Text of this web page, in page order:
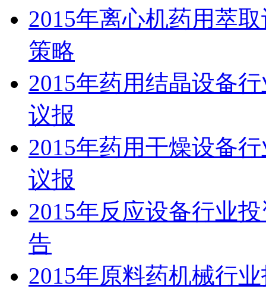
2015年离心机药用萃
策略
2015年药用结晶设备
议报
2015年药用干燥设备
议报
2015年反应设备行业
告
2015年原料药机械行